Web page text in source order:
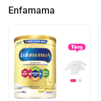
Enfamama